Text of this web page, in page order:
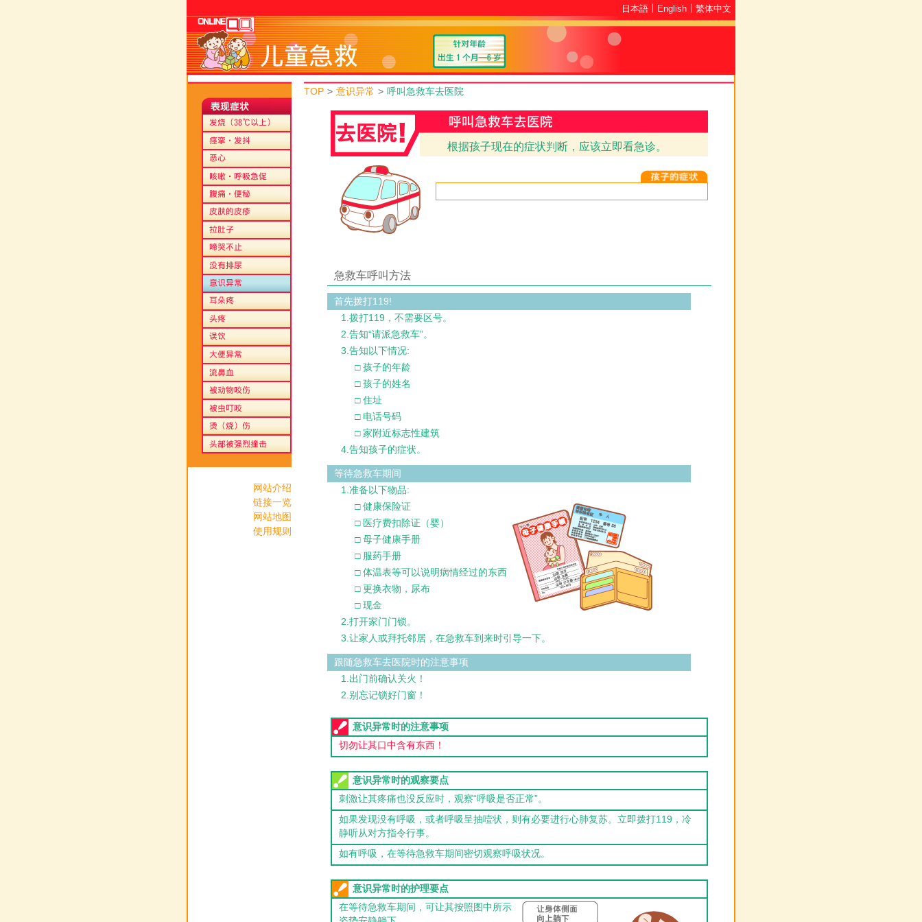
日本語 English 繁体中文
网站介绍
链接一览
网站地图
使用规则
TOP > 意识异常 > 呼叫急救车去医院
根据孩子现在的症状判断，应该立即看急诊。
急救车呼叫方法
首先拨打119!
1.拨打119，不需要区号。
2.告知“请派急救车”。
3.告知以下情况:
□ 孩子的年龄
□ 孩子的姓名
□ 住址
□ 电话号码
□ 家附近标志性建筑
4.告知孩子的症状。
等待急救车期间
1.准备以下物品:
□ 健康保险证
□ 医疗费扣除证（婴）
□ 母子健康手册
□ 服药手册
□ 体温表等可以说明病情经过的东西
□ 更换衣物，尿布
□ 现金
2.打开家门门锁。
3.让家人或拜托邻居，在急救车到来时引导一下。
跟随急救车去医院时的注意事项
1.出门前确认关火！
2.别忘记锁好门窗！
意识异常时的注意事项
切勿让其口中含有东西！
意识异常时的观察要点
刺激让其疼痛也没反应时，观察“呼吸是否正常”。
如果发现没有呼吸，或者呼吸呈抽噎状，则有必要进行心肺复苏。立即拨打119，冷
静听从对方指令行事。
如有呼吸，在等待急救车期间密切观察呼吸状况。
意识异常时的护理要点
在等待急救车期间，可让其按照图中所示